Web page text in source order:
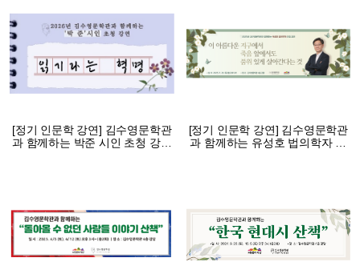
[정기 인문학 강연] 김수영문학관
과 함께하는 박준 시인 초청 강연
[정기 인문학 강연] 김수영문학관
과 함께하는 유성호 법의학자 초